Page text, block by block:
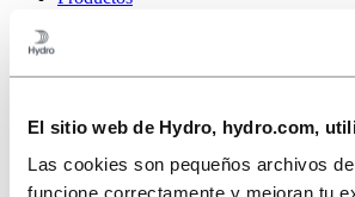
El sitio web de Hydro, hydro.com,
Las cookies son pequeños archivos
funcione correctamente y mejoran tu
Sector naval y de altamar
HVACR
Energía solar
Energía eólica